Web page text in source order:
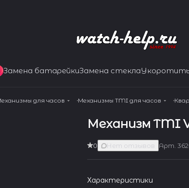
Замена батарейкиЗамена стекла
для часов Механизмы TMI для часов
Механизм TMI
0 Нет отзывов Арт.
Характеристики